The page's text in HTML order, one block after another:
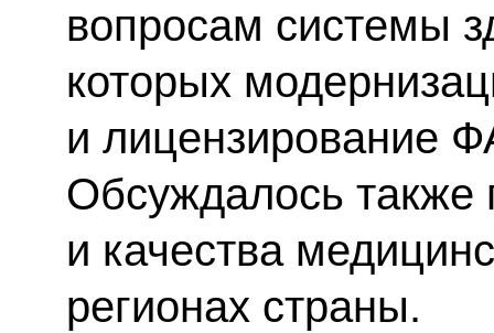
вопросам системы
которых
и лицензирование
Обсуждалось также
и качества
регионах страны.